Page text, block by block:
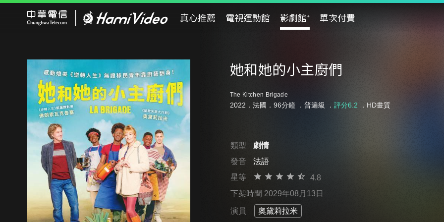
真心推薦 電視運動館 影劇館⁺ 單次付費
她和她的小主廚們
The Kitchen Brigade
2022．法國．96分鐘 ． 普遍級 ． 評分6.2 ．HD畫質
類型
劇情
發音
法語
星等
4.8
下架時間 2029年08月13日
演員 奧黛莉拉米